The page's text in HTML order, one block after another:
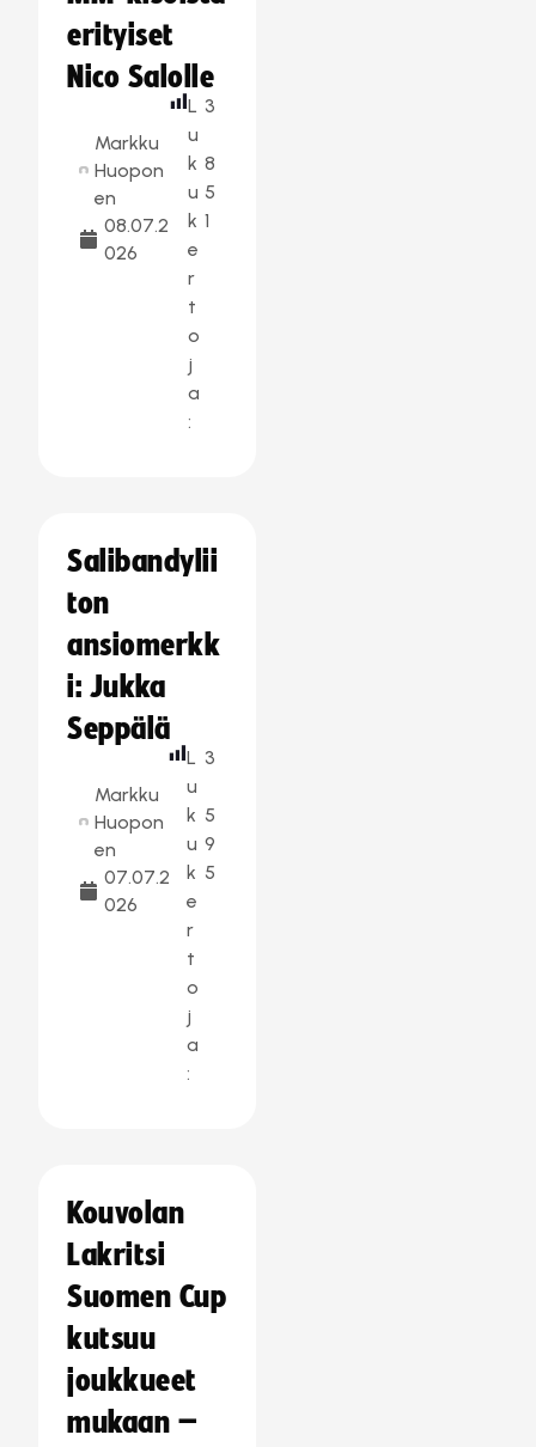
erityiset
Nico Salolle
Markku
Huopon
en
08.07.2
026
L
u
k
u
k
e
r
t
o
j
a
:
3
8
5
1
Salibandylii
ton
ansiomerkk
i: Jukka
Seppälä
Markku
Huopon
en
07.07.2
026
L
u
k
u
k
e
r
t
o
j
a
:
3
5
9
5
Kouvolan
Lakritsi
Suomen Cup
kutsuu
joukkueet
mukaan –